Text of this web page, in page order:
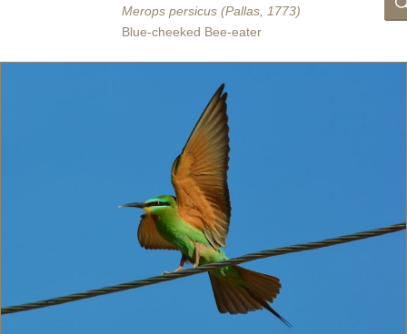
Merops persicus (Pallas, 1773)
Blue-cheeked Bee-eater